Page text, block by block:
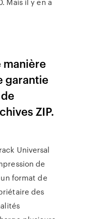
manière
garantie
ZIP.
Universal
de
format de
des